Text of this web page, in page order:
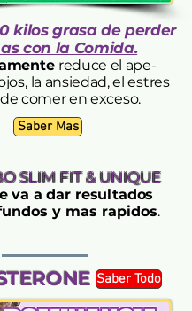
kilos grasa de perder
con la Comida.
reduce el ape-
jos,la ansiedad, el estres
comer en exceso.
Saber Mas
SLIM FIT & UNIQUE
va a dar resultados
y mas rapidos.
Saber Todo